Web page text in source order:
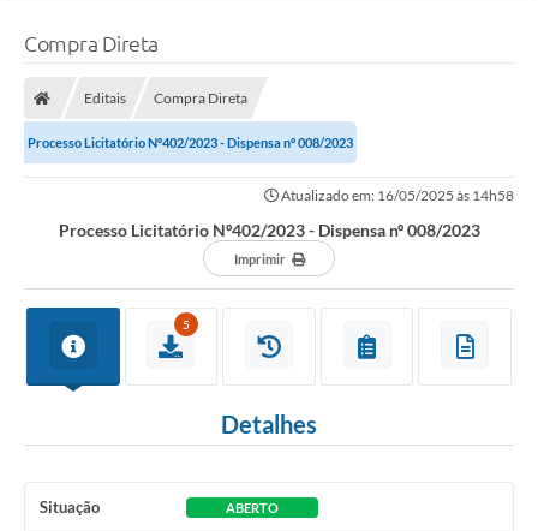
Compra Direta
Editais Compra Direta
Processo Licitatório Nº402/2023 - Dispensa nº 008/2023
Atualizado em: 16/05/2025 às 14h58
Processo Licitatório Nº402/2023 - Dispensa nº 008/2023
Imprimir
5
Detalhes
Situação ABERTO